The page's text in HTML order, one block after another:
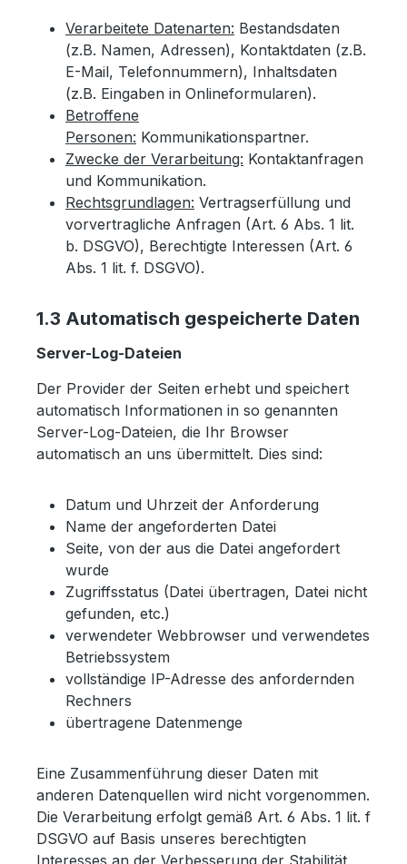
Verarbeitete Datenarten: Bestandsdaten
(z.B. Namen, Adressen), Kontaktdaten (z.B.
E-Mail, Telefonnummern), Inhaltsdaten
(z.B. Eingaben in Onlineformularen).
Betroffene
Personen: Kommunikationspartner.
Zwecke der Verarbeitung: Kontaktanfragen
und Kommunikation.
Rechtsgrundlagen: Vertragserfüllung und
vorvertragliche Anfragen (Art. 6 Abs. 1 lit.
b. DSGVO), Berechtigte Interessen (Art. 6
Abs. 1 lit. f. DSGVO).
1.3 Automatisch gespeicherte Daten
Server-Log-Dateien
Der Provider der Seiten erhebt und speichert
automatisch Informationen in so genannten
Server-Log-Dateien, die Ihr Browser
automatisch an uns übermittelt. Dies sind:
Datum und Uhrzeit der Anforderung
Name der angeforderten Datei
Seite, von der aus die Datei angefordert
wurde
Zugriffsstatus (Datei übertragen, Datei nicht
gefunden, etc.)
verwendeter Webbrowser und verwendetes
Betriebssystem
vollständige IP-Adresse des anfordernden
Rechners
übertragene Datenmenge
Eine Zusammenführung dieser Daten mit
anderen Datenquellen wird nicht vorgenommen.
Die Verarbeitung erfolgt gemäß Art. 6 Abs. 1 lit. f
DSGVO auf Basis unseres berechtigten
Interesses an der Verbesserung der Stabilität